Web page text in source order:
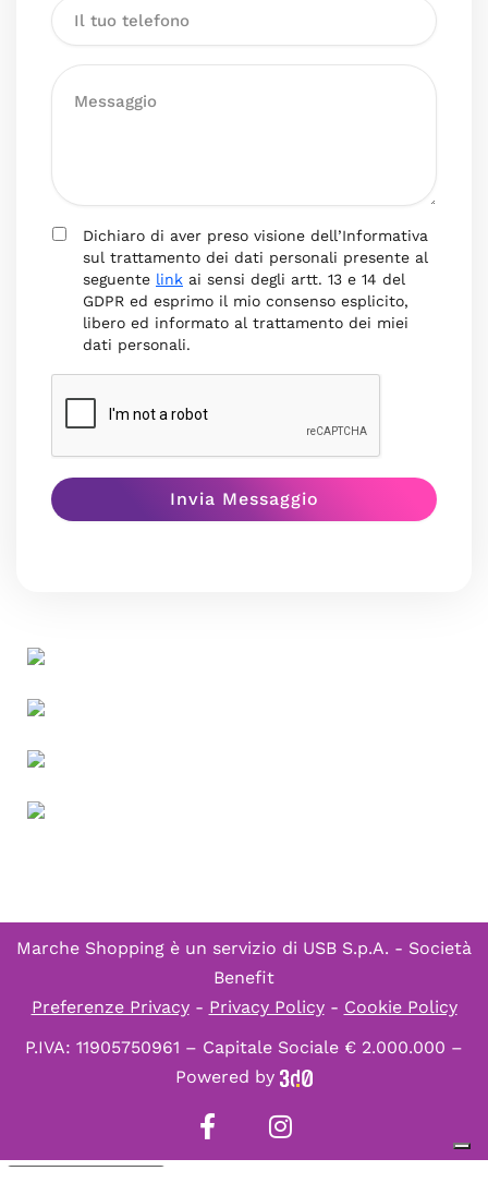
Dichiaro di aver preso visione dell’Informativa
sul trattamento dei dati personali presente al
seguente link ai sensi degli artt. 13 e 14 del
GDPR ed esprimo il mio consenso esplicito,
libero ed informato al trattamento dei miei
dati personali.
Marche Shopping è un servizio di USB S.p.A. - Società
Benefit
Preferenze Privacy- Privacy Policy- Cookie Policy
P.IVA: 11905750961 – Capitale Sociale € 2.000.000 –
Powered by